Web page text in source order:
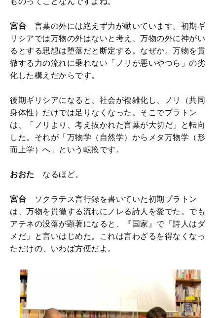
宮台 言葉の外には絶えず力が動いています。初期ギ
リシアでは万物の外はないと考え、万物の外に神がい
るとする思想は堕落だと断定する。なぜか。万物を貫
徹する力の流れに乗れない「ノリが悪いやつら」の劣
化した構えだからです。
後期ギリシアになると、社会が複雑化し、ノリ（共同
身体性）だけでは足りなくなった。そこでプラトン
は、「ノリより、考え抜かれた言葉が大切だ」と転向
した。それが「万物学（自然学）からメタ万物学（形
而上学）へ」という転換です。
おおた なるほど。
宮台 ソクラテス言行録を書いていた初期プラトン
は、万物を貫徹する流れにノレる詩人を愛でた。でも
アテネの没落が顕著になると、『国家』で「詩人はダ
メだ」と言いはじめた。これは言わざるを得なくなっ
ただけの、いわば方便だよ。